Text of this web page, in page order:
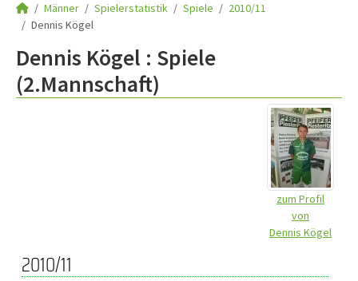
Männer Spielerstatistik Spiele
2010/11
Dennis Kögel
Dennis Kögel : Spiele
(2.Mannschaft)
zum Profil
von
Dennis Kögel
2010/11